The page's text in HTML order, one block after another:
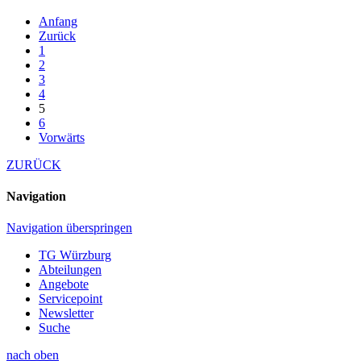
Anfang
Zurück
1
2
3
4
5
6
Vorwärts
ZURÜCK
Navigation
Navigation überspringen
TG Würzburg
Abteilungen
Angebote
Servicepoint
Newsletter
Suche
nach oben